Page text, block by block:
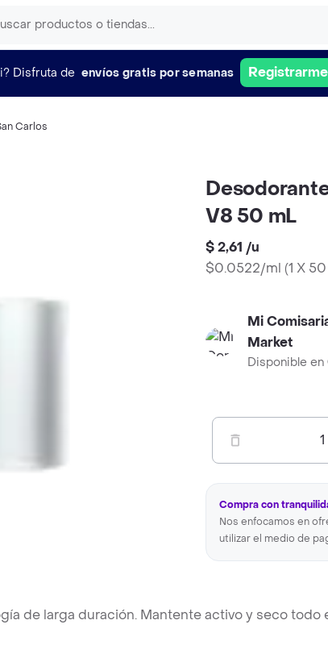
Disfruta de envíos gratis por semanas Registrarme
Carlos
V8 50 mL
$ 2,61 /u
$0.0522/ml (1 X
Mi
Market
Disponible en
1
Compra con
Nos enfocamos en
utilizar el medio de
de larga duración. Mantente activo y seco todo